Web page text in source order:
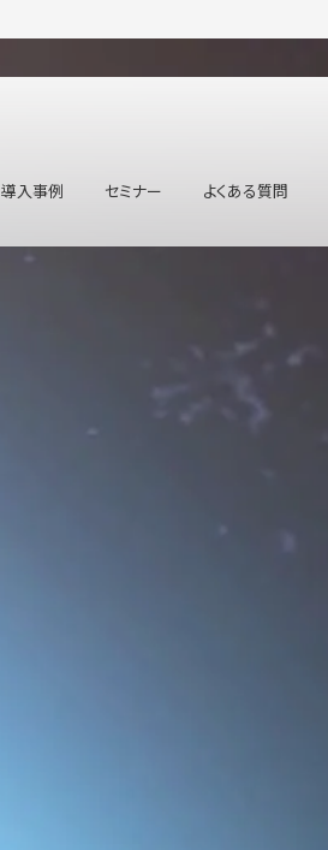
導入事例 セミナー よくある質問